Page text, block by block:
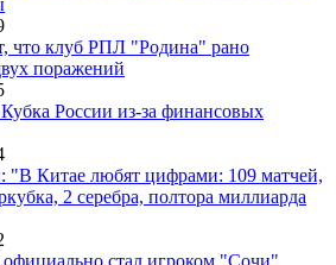
что клуб РПЛ "Родина" рано
поражений
России из-за финансовых
"В Китае любят цифрами: 109 матчей,
2 серебра, полтора миллиарда
стал игроком "Сочи"